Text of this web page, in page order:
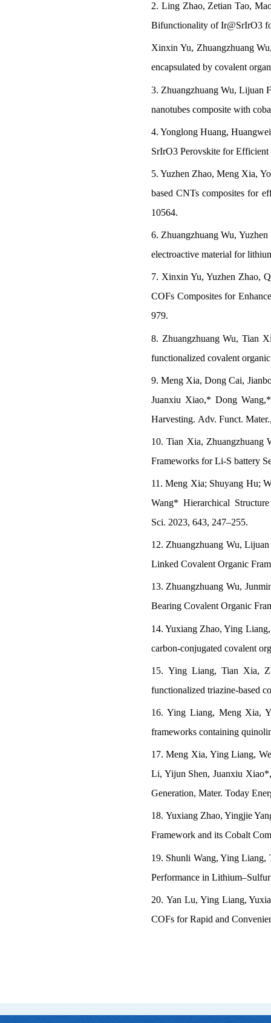
2. Ling Zhao, Zetian Tao,
Bifunctionality of Ir@SrIrO3
Xinxin Yu, Zhuangzhuang
encapsulated by covalent
3. ZhuangzhuangWu, Lijuan
nanotubescomposite with
4. Yonglong Huang,
SrIrO3 Perovskite for
5. Yuzhen Zhao, Meng Xia,
based CNTs composites for
10564.
6. ZhuangzhuangWu,
electroactive material for
7. Xinxin Yu, Yuzhen Zhao,
COFs Composites for
979.
8. ZhuangzhuangWu, Tian
functionalized covalent
9. Meng Xia,Dong Cai,
Juanxiu Xiao,* Dong Wang,
Harvesting. Adv. Funct.
10. Tian Xia,
Frameworks for Li-S battery
11. Meng Xia; Shuyang Hu;
Wang* Hierarchical
Sci. 2023, 643, 247–255.
12. Zhuangzhuang Wu,Lijuan
Linked Covalent Organic
13. Zhuangzhuang Wu,
Bearing Covalent Organic
14. Yuxiang Zhao, Ying
carbon-conjugated covalent
15. Ying Liang, Tian Xia,
functionalized triazine-based
16. Ying Liang, Meng Xia,
frameworks containing
17. Meng Xia, Ying Liang,
Li, Yijun Shen, Juanxiu Xiao*
Generation, Mater. Today
18. Yuxiang Zhao, Yingjie
Framework and its Cobalt
19. Shunli Wang, Ying
Performance in
20. Yan Lu, Ying Liang,
COFs for Rapid and